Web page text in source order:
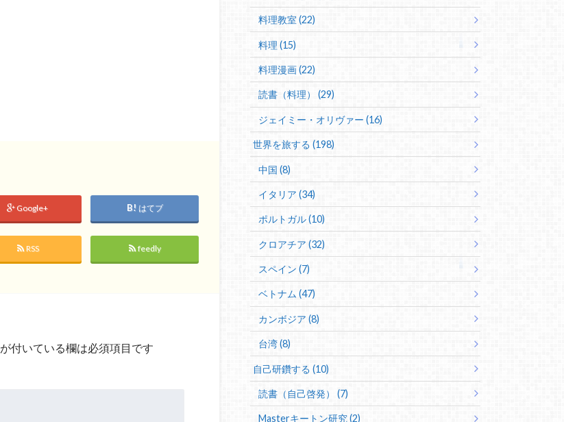
Google+ はてブ
RSS feedly
が付いている欄は必須項目です
料理教室 (22)
料理 (15)
料理漫画 (22)
読書（料理） (29)
ジェイミー・オリヴァー (16)
世界を旅する (198)
中国 (8)
イタリア (34)
ポルトガル (10)
クロアチア (32)
スペイン (7)
ベトナム (47)
カンボジア (8)
台湾 (8)
自己研鑽する (10)
読書（自己啓発） (7)
Masterキートン研究 (2)